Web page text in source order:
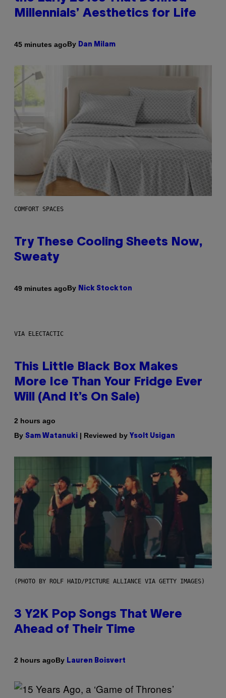
Millennials’ Aesthetics for Life
45 minutes agoBy Dan Milam
COMFORT SPACES
Try These Cooling Sheets Now,
Sweaty
49 minutes agoBy Nick Stockton
VIA ELECTACTIC
This Little Black Box Makes
More Ice Than Your Fridge Ever
Will (And It’s On Sale)
2 hours ago
By Sam Watanuki | Reviewed by Ysolt Usigan
(PHOTO BY ROLF HAID/PICTURE ALLIANCE VIA GETTY IMAGES)
3 Y2K Pop Songs That Were
Ahead of Their Time
2 hours agoBy Lauren Boisvert